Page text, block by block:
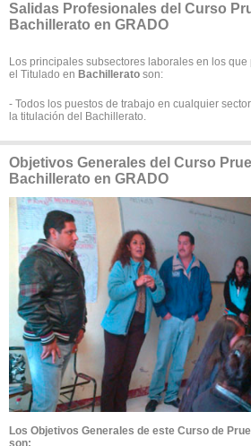
Salidas Profesionales del Curso
Bachillerato en GRADO
Los principales subsectores laborales en los
el Titulado en Bachillerato son:
- Todos los puestos de trabajo en cualquier
la titulación del Bachillerato.
Objetivos Generales del Curso
Bachillerato en GRADO
Los Objetivos Generales de este Curso de
son: